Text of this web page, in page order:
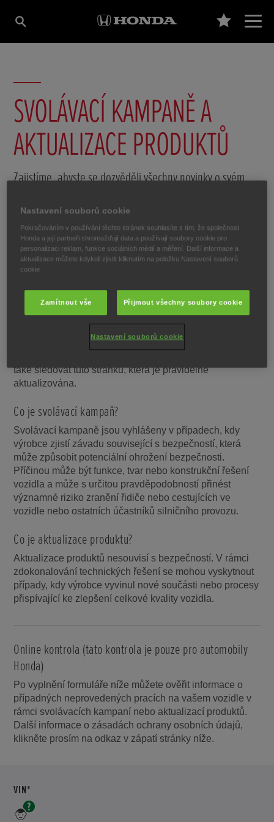
SVOLÁVACÍ KAMPANĚ A
AKTUALIZACE PRODUKTŮ
Zajistíme, abyste se dozvěděli všechny novinky o svém
Kromě řešení potenciálního ohrožení bezpečnosti
ke zlepšení dlouhodobé kvality našich produktů a vašich
zkušeností s vlastnictvím produktu značky Honda. Proto
důrazně doporučujeme, abyste si nechali provést
neprovedené práce v rámci svolávacích kampaní,
také sledovat tuto stránku, která je pravidelně
aktualizována.
Co je svolávací kampaň?
Svolávací kampaně jsou vyhlášeny v případech, kdy
výrobce zjistí závadu související s bezpečností, která
může způsobit potenciální ohrožení bezpečnosti.
Příčinou může být funkce, tvar nebo konstrukční řešení
vozidla a může s určitou pravděpodobností přinést
významné riziko zranění řidiče nebo cestujících ve
vozidle nebo ostatních účastníků silničního provozu.
Co je aktualizace produktu?
Aktualizace produktů nesouvisí s bezpečností. V rámci
zdokonalování technických řešení se mohou vyskytnout
případy, kdy výrobce vyvinul nové součásti nebo procesy
přispívající ke zlepšení celkové kvality vozidla.
Online kontrola (tato kontrola je pouze pro automobily
Honda)
Po vyplnění formuláře níže můžete ověřit informace o
případných neprovedených pracích na vašem vozidle v
rámci svolávacích kampaní nebo aktualizací produktů.
Další informace o zásadách ochrany osobních údajů,
klikněte prosím na odkaz v zápatí stránky níže.
VIN*
Nastavení souborů cookie
Pokračováním v používání těchto stránek souhlasíte s tím, že společnost
Honda a její partneři shromažďují data a používají soubory cookie pro
personalizaci reklam, funkce sociálních médií a měření. Další informace a
aktualizace můžete kdykoli zjistit kliknutím na položku Nastavení souborů
cookie
Zamítnout vše Přijmout všechny soubory cookie
Nastavení souborů cookie